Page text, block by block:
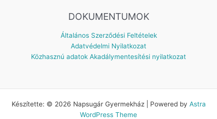
DOKUMENTUMOK
Általános Szerződési Feltételek
Adatvédelmi Nyilatkozat
Közhasznú adatok Akadálymentesítési nyilatkozat
Készítette: © 2026 Napsugár Gyermekház | Powered by Astra
WordPress Theme